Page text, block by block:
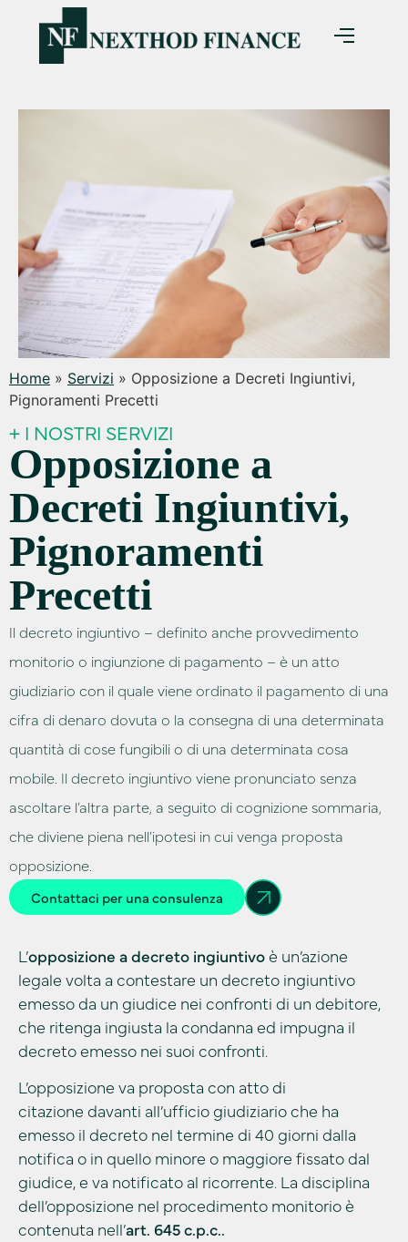
Home » Servizi » Opposizione a Decreti Ingiuntivi,
Pignoramenti Precetti
+ I NOSTRI SERVIZI
Opposizione a
Decreti Ingiuntivi,
Pignoramenti
Precetti
Il decreto ingiuntivo – definito anche provvedimento
monitorio o ingiunzione di pagamento – è un atto
giudiziario con il quale viene ordinato il pagamento di una
cifra di denaro dovuta o la consegna di una determinata
quantità di cose fungibili o di una determinata cosa
mobile. Il decreto ingiuntivo viene pronunciato senza
ascoltare l’altra parte, a seguito di cognizione sommaria,
che diviene piena nell’ipotesi in cui venga proposta
opposizione.
Contattaci per una consulenza
L’opposizione a decreto ingiuntivoè un’azione
legale volta a contestare un decreto ingiuntivo
emesso da un giudice nei confronti di un debitore,
che ritenga ingiusta la condanna ed impugna il
decreto emesso nei suoi confronti.
L’opposizione va proposta con atto di
citazione davanti all’ufficio giudiziario che ha
emesso il decreto nel termine di 40 giorni dalla
notifica o in quello minore o maggiore fissato dal
giudice, e va notificato al ricorrente. La disciplina
dell’opposizione nel procedimento monitorio è
contenuta nell’art. 645 c.p.c..